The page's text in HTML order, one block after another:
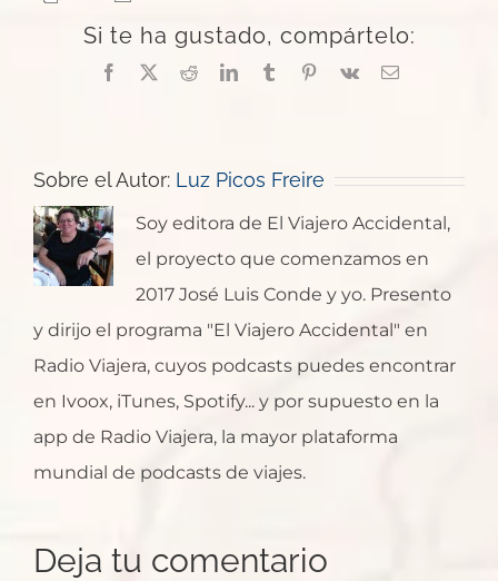
Si te ha gustado, compártelo:
Facebook
X RedditLinkedInTumblrPinterest
Vk
Correo
Sobre el Autor: Luz Picos Freire
Soy editora de El Viajero Accidental,
el proyecto que comenzamos en
2017 José Luis Conde y yo. Presento
y dirijo el programa "El Viajero Accidental" en
Radio Viajera, cuyos podcasts puedes encontrar
en Ivoox, iTunes, Spotify... y por supuesto en la
app de Radio Viajera, la mayor plataforma
mundial de podcasts de viajes.
Deja tu comentario